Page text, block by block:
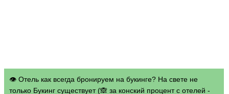
👁 Отель как всегда бронируем на букинге? На свете не
только Букинг существует (🙈 за конский процент с отелей -